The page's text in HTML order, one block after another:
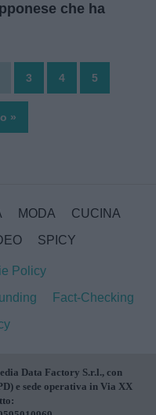
che ha
3 4 5
»
MODA
CUCINA
SPICY
Policy
Fact-Checking
Data Factory S.r.l., con
e sede operativa in Via XX